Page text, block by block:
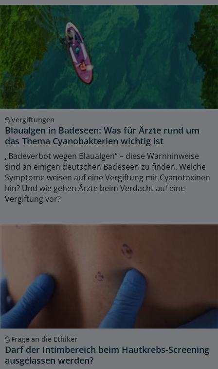
Vergiftungen
Blaualgen in Badeseen: Was für Ärzte rund um
das Thema Cyanobakterien wichtig ist
„Badeverbot wegen Blaualgen“ – diese Warnhinweise
sind an einigen deutschen Badeseen zu finden. Welche
Symptome weisen auf eine Vergiftung mit Cyanotoxinen
hin? Und wie gehen Ärzte beim Verdacht auf eine
Vergiftung vor?
Frage an die Ethiker
Darf der Intimbereich beim Hautkrebs-Screening
ausgelassen werden?